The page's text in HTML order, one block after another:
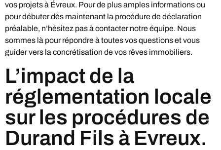
vos projets à Évreux. Pour de plus amples informations ou
pour débuter dès maintenant la procédure de déclaration
préalable, n’hésitez pas à contacter notre équipe. Nous
sommes là pour répondre à toutes vos questions et vous
guider vers la concrétisation de vos rêves immobiliers.
L’impact de la
réglementation locale
sur les procédures de
Durand Fils à Evreux.